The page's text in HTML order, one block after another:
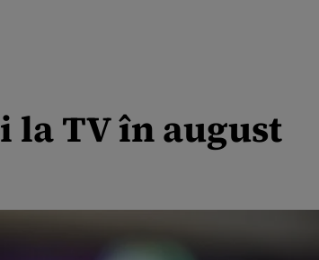
la TV în august